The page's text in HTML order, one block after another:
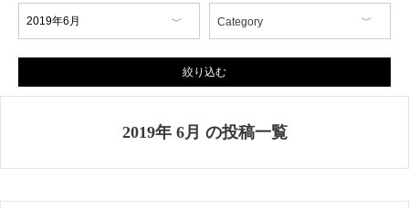
Category
AGILITY Affa(アジリティ アフ
ァ)
ブランド
絞り込む
2019年 6月 の投稿一覧